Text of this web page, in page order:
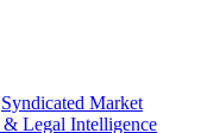
Syndicated Market
& Legal Intelligence